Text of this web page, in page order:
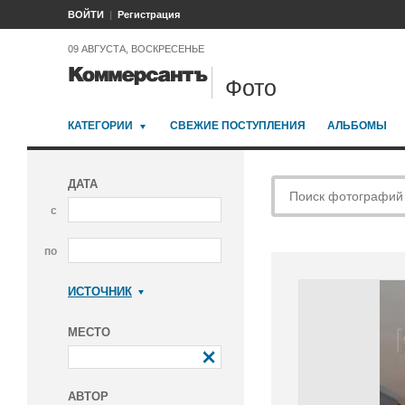
ВОЙТИ Регистрация
09 АВГУСТА, ВОСКРЕСЕНЬЕ
Фото
КАТЕГОРИИ СВЕЖИЕ ПОСТУПЛЕНИЯ АЛЬБОМЫ
ДАТА
с
по
ИСТОЧНИК
МЕСТО
АВТОР